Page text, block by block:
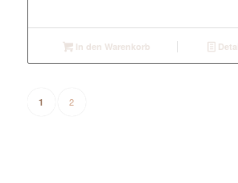
In den Warenkorb
1 2